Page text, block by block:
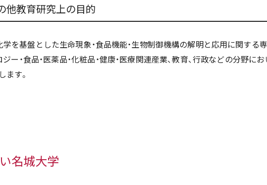
他教育研究上の目的
を基盤とした生命現象・食品機能・生物制御機構の解明と応用に関する
ー・食品・医薬品・化粧品・健康・医療関連産業、教育、行政などの分野
ます。
名城大学